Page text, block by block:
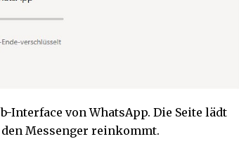
Interface von WhatsApp. Die Seite lädt
Messenger reinkommt.